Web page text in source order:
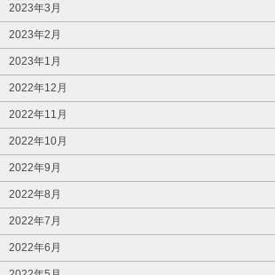
2023年3月
2023年2月
2023年1月
2022年12月
2022年11月
2022年10月
2022年9月
2022年8月
2022年7月
2022年6月